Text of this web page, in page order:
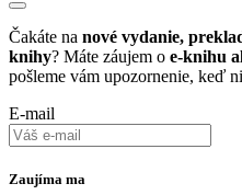
Čakáte na nové vydanie,
knihy? Máte záujem o e-knihu
pošleme vám upozornenie, keď
E-mail
Zaujíma ma